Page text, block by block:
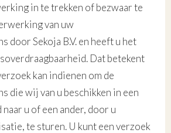
in te trekken of bezwaar te
van uw
door Sekoja B.V. en heeft u het
Dat betekent
kan indienen om de
die wij van u beschikken in een
u of een ander, door u
te sturen. U kunt een verzoek